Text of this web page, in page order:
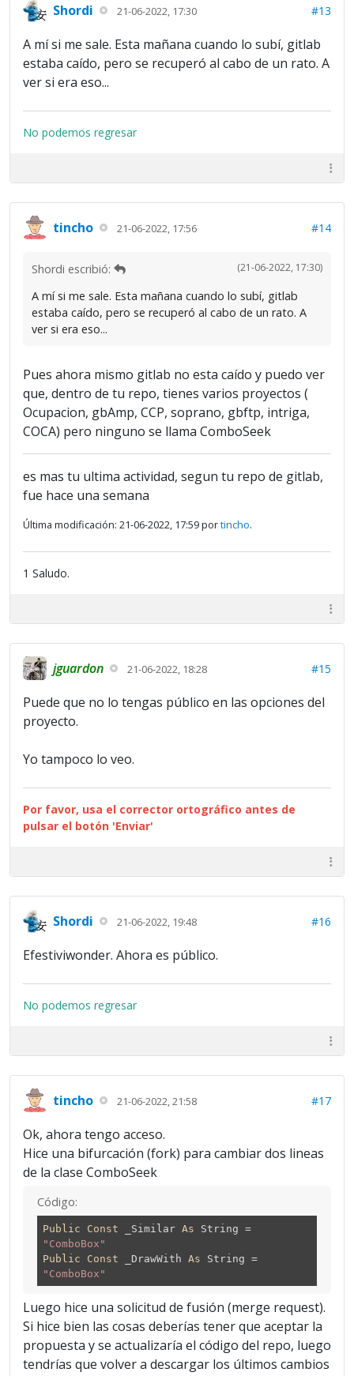
Shordi 21-06-2022, 17:30 #13
A mí si me sale. Esta mañana cuando lo subí, gitlab
estaba caído, pero se recuperó al cabo de un rato. A
ver si era eso...
No podemos regresar
tincho 21-06-2022, 17:56 #14
(21-06-2022, 17:30)
Shordi escribió:
A mí si me sale. Esta mañana cuando lo subí, gitlab
estaba caído, pero se recuperó al cabo de un rato. A
ver si era eso...
Pues ahora mismo gitlab no esta caído y puedo ver
que, dentro de tu repo, tienes varios proyectos (
Ocupacion, gbAmp, CCP, soprano, gbftp, intriga,
COCA) pero ninguno se llama ComboSeek
es mas tu ultima actividad, segun tu repo de gitlab,
fue hace una semana
Última modificación: 21-06-2022, 17:59 portincho.
1 Saludo.
jguardon 21-06-2022, 18:28 #15
Puede que no lo tengas público en las opciones del
proyecto.
Yo tampoco lo veo.
Por favor, usa el corrector ortográfico antes de
pulsar el botón 'Enviar'
Shordi 21-06-2022, 19:48 #16
Efestiviwonder. Ahora es público.
No podemos regresar
tincho 21-06-2022, 21:58 #17
Ok, ahora tengo acceso.
Hice una bifurcación (fork) para cambiar dos lineas
de la clase ComboSeek
Código:
Public Const _Similar As String =
"ComboBox"
Public
Const _DrawWith As String =
"ComboBox"
Luego hice una solicitud de fusión (merge request).
Si hice bien las cosas deberías tener que aceptar la
propuesta y se actualizaría el código del repo, luego
tendrías que volver a descargar los últimos cambios